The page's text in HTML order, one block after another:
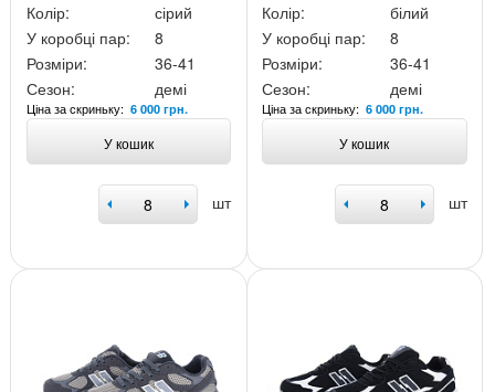
Колір:
сірий
У коробці пар:
8
Розміри:
36-41
Сезон:
демі
Ціна за скриньку: 6 000 грн.
У кошик
шт
Колір:
білий
У коробці пар:
8
Розміри:
36-41
Сезон:
демі
Ціна за скриньку:6 000 грн.
У кошик
шт